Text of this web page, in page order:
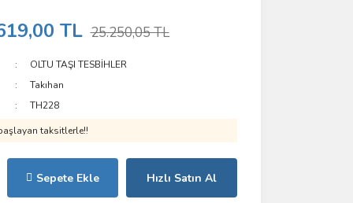
TL 25.250,05 TL
OLTU TAŞI TESBİHLER
Takıhan
TH228
taksitlerle!!
Sepete Ekle Hızlı Satın Al